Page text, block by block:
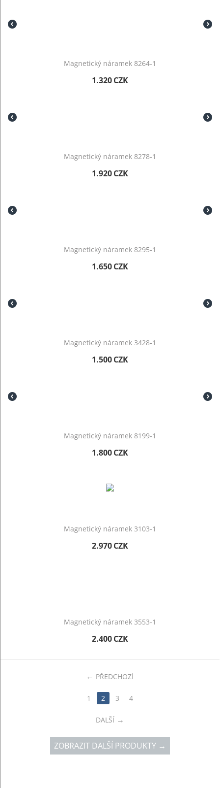
Magnetický náramek 8264-1
1.320CZK
Magnetický náramek 8278-1
1.920CZK
Magnetický náramek 8295-1
1.650CZK
Magnetický náramek 3428-1
1.500CZK
Magnetický náramek 8199-1
1.800CZK
Magnetický náramek 3103-1
2.970CZK
Magnetický náramek 3553-1
2.400CZK
PŘEDCHOZÍ
1 2 3 4
DALŠÍ
ZOBRAZIT DALŠÍ PRODUKTY →